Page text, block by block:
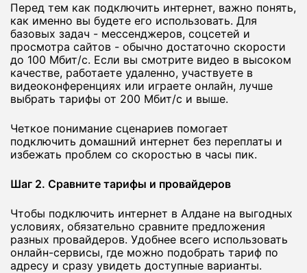
Перед тем как подключить интернет, важно понять,
как именно вы будете его использовать. Для
базовых задач - мессенджеров, соцсетей и
просмотра сайтов - обычно достаточно скорости
до 100 Мбит/с. Если вы смотрите видео в высоком
качестве, работаете удаленно, участвуете в
видеоконференциях или играете онлайн, лучше
выбрать тарифы от 200 Мбит/с и выше.
Четкое понимание сценариев помогает
подключить домашний интернет без переплаты и
избежать проблем со скоростью в часы пик.
Шаг 2. Сравните тарифы и провайдеров
Чтобы подключить интернет в Алдане на выгодных
условиях, обязательно сравните предложения
разных провайдеров. Удобнее всего использовать
онлайн-сервисы, где можно подобрать тариф по
адресу и сразу увидеть доступные варианты.